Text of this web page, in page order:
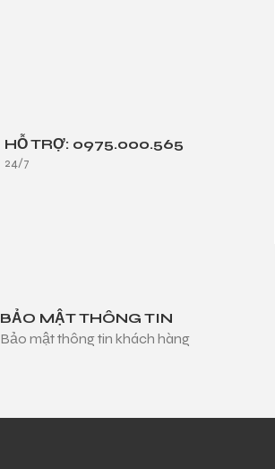
HỖ TRỢ: 0975.000.565
24/7
BẢO MẬT THÔNG TIN
Bảo mật thông tin khách hàng